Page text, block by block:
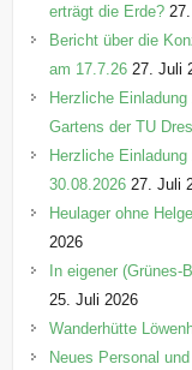
erträgt die Erde?
Bericht über die
am 17.7.26 27. Juli
Herzliche
Gartens der TU
Herzliche
30.08.2026 27. Juli
Heulager ohne
2026
In eigener (Grünes-
25. Juli 2026
Wanderhütte
Neues Personal